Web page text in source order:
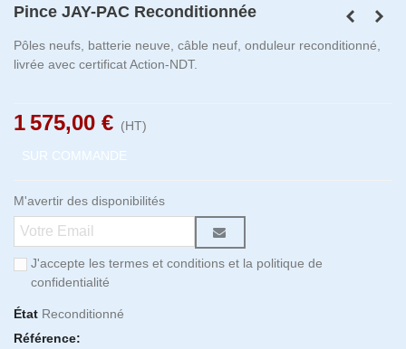
Pince JAY-PAC Reconditionnée
Pôles neufs, batterie neuve, câble neuf, onduleur reconditionné,
livrée avec certificat Action-NDT.
1 575,00 € (HT)
SUR COMMANDE
M'avertir des disponibilités
J'accepte les termes et conditions et la politique de
confidentialité
État Reconditionné
Référence: